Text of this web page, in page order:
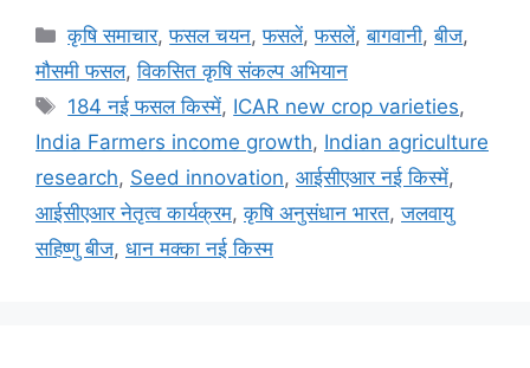
कृषि समाचार,फसल चयन,फसलें,फसलें,बागवानी,बीज,
मौसमी फसल,विकसित कृषि संकल्प अभियान
184 नई फसल किस्में, ICAR new crop varieties,
India Farmers income growth, Indian agriculture
research, Seed innovation, आईसीएआर नई किस्में,
आईसीएआर नेतृत्व कार्यक्रम,कृषि अनुसंधान भारत,जलवायु
सहिष्णु बीज, धान मक्का नई किस्म